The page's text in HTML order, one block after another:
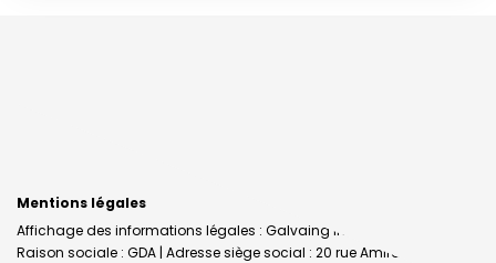
Mentions légales
Affichage des informations légales : Galvaing Immobilier - Brest |
Raison sociale : GDA | Adresse siège social : 20 rue Amiral Linois -